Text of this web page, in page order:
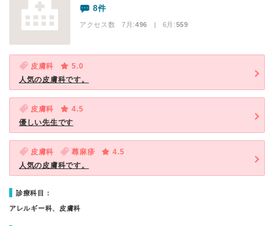
8件
アクセス数 7月:496 | 6月:559
皮膚科
5.0
人気の皮膚科です。
皮膚科
4.5
優しい先生です
皮膚科 蕁麻疹
4.5
人気の皮膚科です。
診療科目：
アレルギー科、皮膚科